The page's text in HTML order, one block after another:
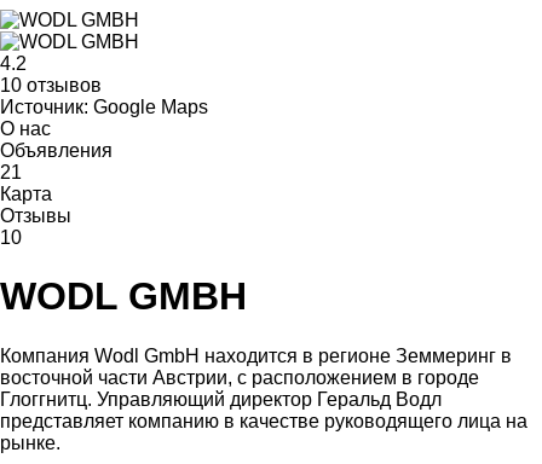
4.2
10 отзывов
Источник: Google Maps
О нас
Объявления
21
Карта
Отзывы
10
WODL GMBH
Компания Wodl GmbH находится в регионе Земмеринг в
восточной части Австрии, с расположением в городе
Глоггнитц. Управляющий директор Геральд Водл
представляет компанию в качестве руководящего лица на
рынке.